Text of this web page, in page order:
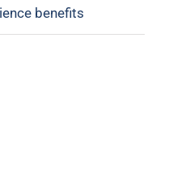
benefits